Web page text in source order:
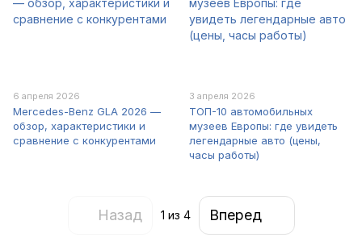
6 апреля 2026
Mercedes-Benz GLA 2026 —
обзор, характеристики и
сравнение с конкурентами
3 апреля 2026
ТОП-10 автомобильных
музеев Европы: где увидеть
легендарные авто (цены,
часы работы)
Назад 1 из 4 Вперед